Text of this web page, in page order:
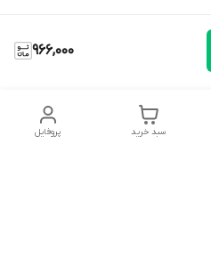
966,000
پروفایل سبد خرید